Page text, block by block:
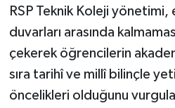
RSP Teknik Koleji yönetimi,
duvarları arasında
çekerek öğrencilerin
sıra tarihî ve millî bilinçle
öncelikleri olduğunu